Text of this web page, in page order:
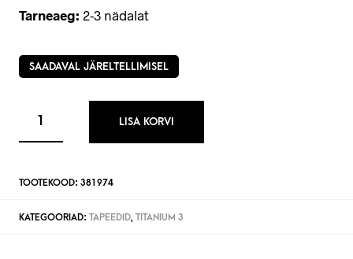
Tarneaeg: 2-3 nädalat
SAADAVAL JÄRELTELLIMISEL
LISA KORVI
TOOTEKOOD: 381974
KATEGOORIAD: TAPEEDID, TITANIUM 3